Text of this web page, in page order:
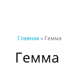
Вы здесь
Главная » Гемма
Гемма